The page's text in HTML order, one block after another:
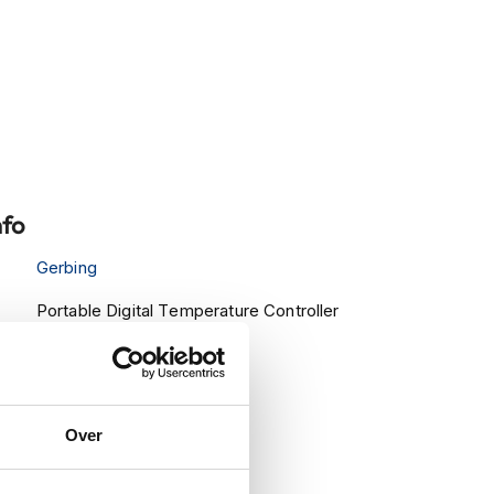
Over
Gerbing
Portable Digital Temperature Controller
Kleding Accessoires